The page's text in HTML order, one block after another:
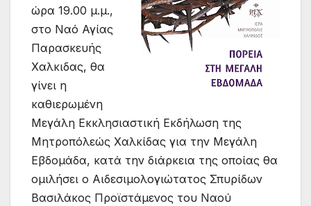
ώρα 19.00 μ.μ.,
στο Ναό Αγίας
Παρασκευής
Χαλκιδας, θα
γίνει η
καθιερωμένη
Μεγάλη Εκκλησιαστική Εκδήλωση της
Μητροπόλεώς Χαλκίδας για την Μεγάλη
Εβδομάδα, κατά την διάρκεια της οποίας θα
ομιλήσει ο Αιδεσιμολογιώτατος Σπυρίδων
Βασιλάκος Προϊστάμενος του Ναού